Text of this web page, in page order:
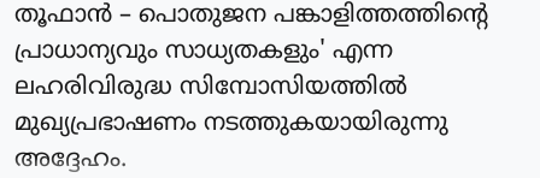
തൂഫാൻ – പൊതുജന പങ്കാളിത്തത്തിന്റെ
പ്രാധാന്യവും സാധ്യതകളും' എന്ന
ലഹരിവിരുദ്ധ സിമ്പോസിയത്തിൽ
മുഖ്യപ്രഭാഷണം നടത്തുകയായിരുന്നു
അദ്ദേഹം.